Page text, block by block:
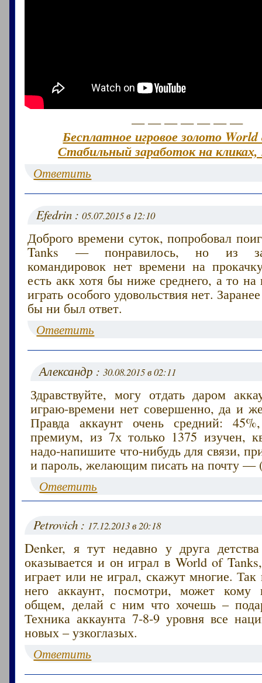
— — — — — — —
Бесплатное игровое золото
Стабильный заработок на кликах,
Ответить
Efedrin :05.07.2015 в 12:10
Доброго времени суток, попробовал
Tanks — понравилось, но из за
командировок нет времени на
есть акк хотя бы ниже среднего, а то на
играть особого удовольствия нет.
бы ни был ответ.
Ответить
Александр :30.08.2015 в 02:11
Здравствуйте, могу отдать даром
играю-времени нет совершенно, да и
Правда аккаунт очень средний:
премиум, из 7х только 1375 изучен,
надо-напишите что-нибудь для связи,
и пароль, желающим писать на почту —
Ответить
Petrovich : 17.12.2013 в 20:18
Denker, я тут недавно у друга
оказывается и он играл в World of
играет или не играл, скажут многие. Так
него аккаунт, посмотри, может кому
общем, делай с ним что хочешь –
Техника аккаунта 7-8-9 уровня все
новых – узкоглазых.
Ответить